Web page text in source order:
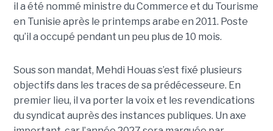
il a été nommé ministre du Commerce et du Tourisme
en Tunisie après le printemps arabe en 2011. Poste
qu’il a occupé pendant un peu plus de 10 mois.
Sous son mandat, Mehdi Houas s’est fixé plusieurs
objectifs dans les traces de sa prédécesseure. En
premier lieu, il va porter la voix et les revendications
du syndicat auprès des instances publiques. Un axe